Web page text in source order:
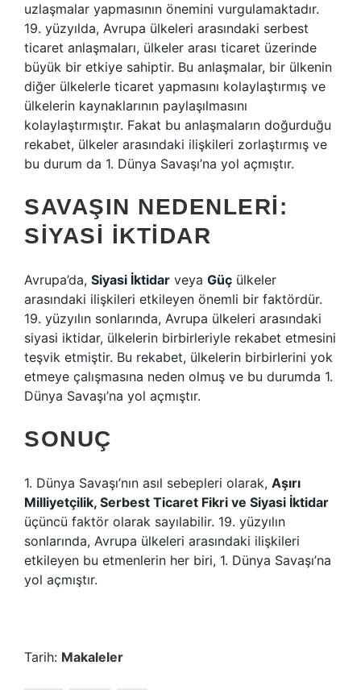
uzlaşmalar yapmasının önemini vurgulamaktadır.
19. yüzyılda, Avrupa ülkeleri arasındaki serbest
ticaret anlaşmaları, ülkeler arası ticaret üzerinde
büyük bir etkiye sahiptir. Bu anlaşmalar, bir ülkenin
diğer ülkelerle ticaret yapmasını kolaylaştırmış ve
ülkelerin kaynaklarının paylaşılmasını
kolaylaştırmıştır. Fakat bu anlaşmaların doğurduğu
rekabet, ülkeler arasındaki ilişkileri zorlaştırmış ve
bu durum da 1. Dünya Savaşı’na yol açmıştır.
SAVAŞIN NEDENLERI:
SIYASI İKTIDAR
Avrupa’da, Siyasi İktidar veya Güç ülkeler
arasındaki ilişkileri etkileyen önemli bir faktördür.
19. yüzyılın sonlarında, Avrupa ülkeleri arasındaki
siyasi iktidar, ülkelerin birbirleriyle rekabet etmesini
teşvik etmiştir. Bu rekabet, ülkelerin birbirlerini yok
etmeye çalışmasına neden olmuş ve bu durumda 1.
Dünya Savaşı’na yol açmıştır.
SONUÇ
1. Dünya Savaşı’nın asıl sebepleri olarak, Aşırı
Milliyetçilik, Serbest Ticaret Fikri ve Siyasi İktidar
üçüncü faktör olarak sayılabilir. 19. yüzyılın
sonlarında, Avrupa ülkeleri arasındaki ilişkileri
etkileyen bu etmenlerin her biri, 1. Dünya Savaşı’na
yol açmıştır.
Tarih: Makaleler